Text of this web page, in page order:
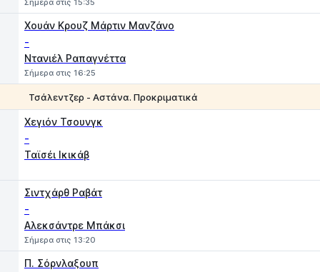
Σήμερα στις 15:35
Χουάν Κρουζ Μάρτιν Μανζάνο
-
Ντανιέλ Ραπαγνέττα
Σήμερα στις 16:25
Τσάλεντζερ - Αστάνα. Προκριματικά
Χεγιόν Τσουνγκ
-
Ταϊσέι Ικικάβ
Σιντχάρθ Ραβάτ
-
Αλεκσάντρε Μπάκσι
Σήμερα στις 13:20
Π. Σόρνλαξουπ